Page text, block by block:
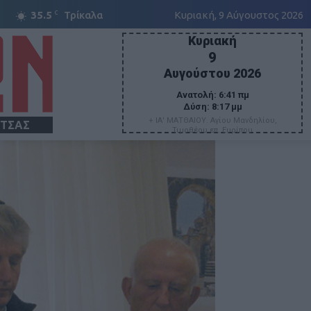
35.5 C Τρίκαλα Κυριακή, 9 Αύγουστος 2026
Κυριακή
9
Αυγούστου 2026
Ανατολή: 6:41 πμ
Δύση: 8:17 μμ
+ ΙΑ' ΜΑΤΘΑΙΟΥ. Αγίου Μανδηλίου,
Τιμοθέου επ. Ευρίπου